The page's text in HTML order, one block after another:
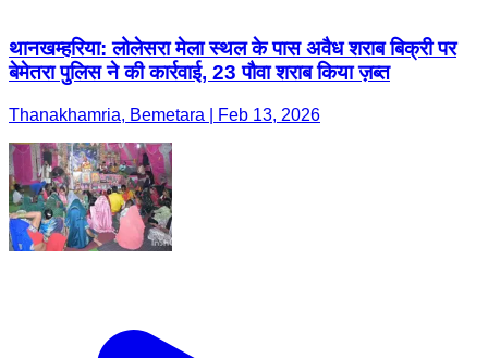
थानखम्हरिया: लोलेसरा मेला स्थल के पास अवैध शराब बिक्री पर
बेमेतरा पुलिस ने की कार्रवाई, 23 पौवा शराब किया ज़ब्त
Thanakhamria, Bemetara | Feb 13, 2026